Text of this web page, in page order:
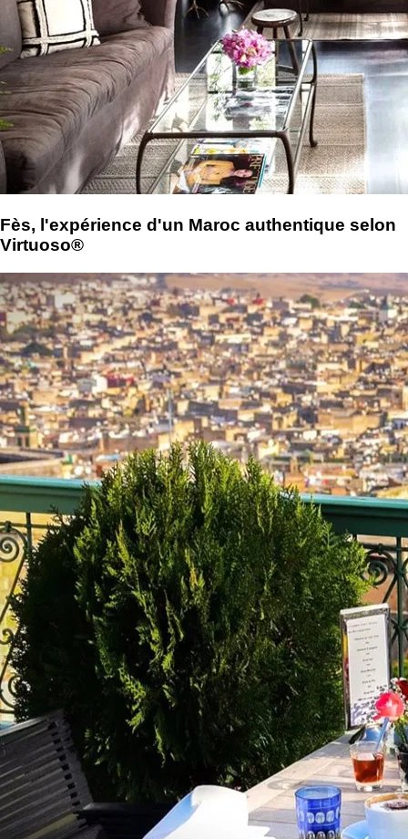
Fès, l'expérience d'un Maroc authentique selon
Virtuoso®